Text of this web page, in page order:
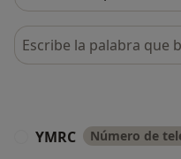
Busca en opiniones
YMRC Número de